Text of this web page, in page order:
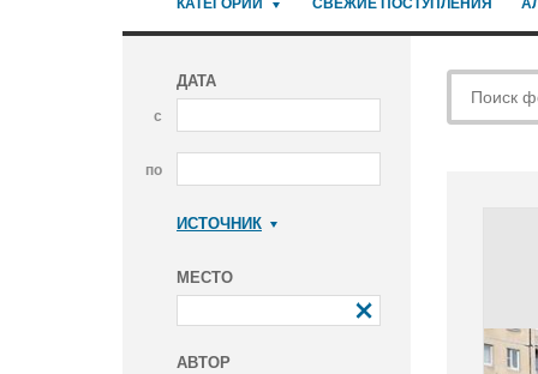
КАТЕГОРИИ СВЕЖИЕ ПОСТУПЛЕНИЯ
ДАТА
с
по
ИСТОЧНИК
МЕСТО
АВТОР